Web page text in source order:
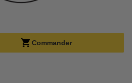
Commander